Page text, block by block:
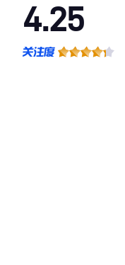
4.25